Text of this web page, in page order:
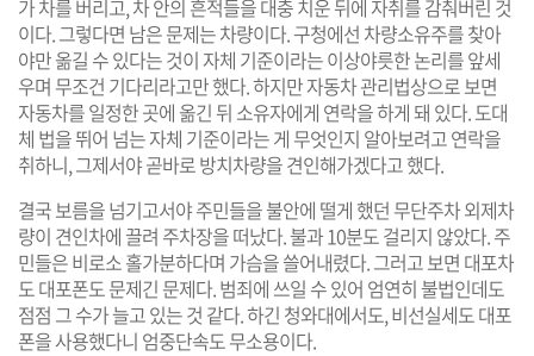
가 차를 버리고, 차 안의 흔적들을 대충 치운 뒤에 자취를 감춰버린 것
이다. 그렇다면 남은 문제는 차량이다. 구청에선 차량소유주를 찾아
야만 옮길 수 있다는 것이 자체 기준이라는 이상야릇한 논리를 앞세
우며 무조건 기다리라고만 했다. 하지만 자동차 관리법상으로 보면
자동차를 일정한 곳에 옮긴 뒤 소유자에게 연락을 하게 돼 있다. 도대
체 법을 뛰어 넘는 자체 기준이라는 게 무엇인지 알아보려고 연락을
취하니, 그제서야 곧바로 방치차량을 견인해가겠다고 했다.
결국 보름을 넘기고서야 주민들을 불안에 떨게 했던 무단주차 외제차
량이 견인차에 끌려 주차장을 떠났다. 불과 10분도 걸리지 않았다. 주
민들은 비로소 홀가분하다며 가슴을 쓸어내렸다. 그러고 보면 대포차
도 대포폰도 문제긴 문제다. 범죄에 쓰일 수 있어 엄연히 불법인데도
점점 그 수가 늘고 있는 것 같다. 하긴 청와대에서도, 비선실세도 대포
폰을 사용했다니 엄중단속도 무소용이다.